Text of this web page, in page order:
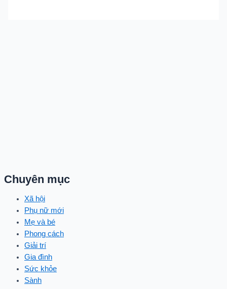
Chuyên mục
Xã hội
Phụ nữ mới
Mẹ và bé
Phong cách
Giải trí
Gia đình
Sức khỏe
Sành